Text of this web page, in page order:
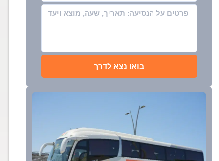
בואו נצא לדרך